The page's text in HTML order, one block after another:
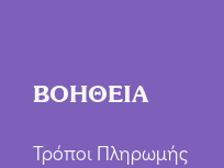
ΒΟΗΘΕΙΑ
Τρόποι Πληρωμής